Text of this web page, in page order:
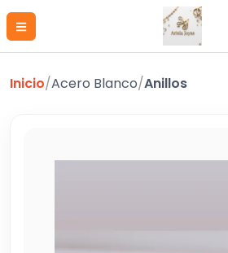
Inicio/Acero Blanco/Anillos